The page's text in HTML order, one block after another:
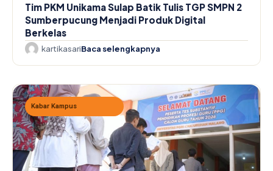
Tim PKM Unikama Sulap Batik Tulis TGP SMPN 2
Sumberpucung Menjadi Produk Digital
Berkelas
kartikasariBaca selengkapnya
Kabar Kampus